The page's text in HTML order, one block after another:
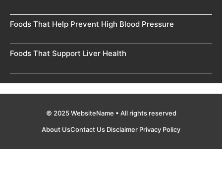
Foods That Help Prevent High Blood Pressure
Foods That Support Liver Health
© 2025 WebsiteName • All rights reserved
About UsContact Us Disclaimer Privacy Policy